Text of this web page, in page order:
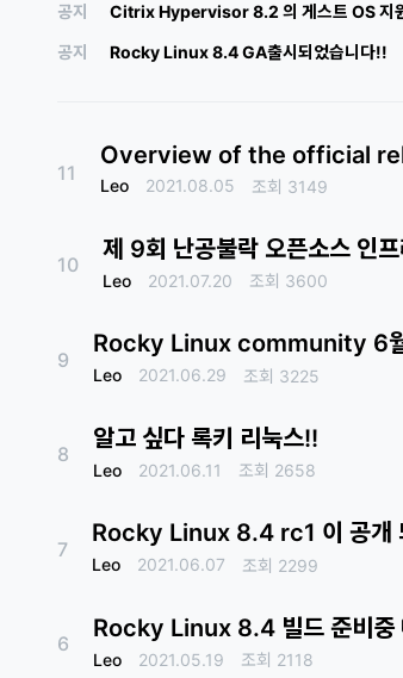
공지 Citrix Hypervisor 8.2 의 게스트 OS 지
공지 Rocky Linux 8.4 GA출시되었습니다!!
11
Overview of the official
Leo 2021.08.05 조회 3149
10
제 9회 난공불락 오픈소스 인프
Leo 2021.07.20 조회 3600
9
Rocky Linux community 6
Leo 2021.06.29 조회 3225
8
알고 싶다 록키 리눅스!!
Leo 2021.06.11 조회 2658
7
Rocky Linux 8.4 rc1 이 공개
Leo 2021.06.07 조회 2299
6
Rocky Linux 8.4 빌드 준비중
Leo 2021.05.19 조회 2118